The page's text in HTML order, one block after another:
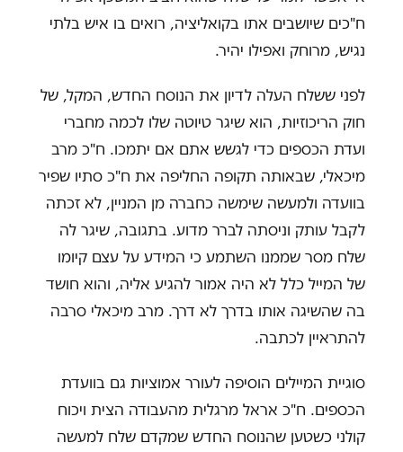
ח"כים שיושבים אתו בקואליציה, רואים בו איש בלתי
נגיש, מרוחק ואפילו יהיר.
לפני ששלח העלה לדיון את הנוסח החדש, המקל, של
חוק הריכוזיות, הוא שיגר טיוטה שלו לכמה מחברי
ועדת הכספים כדי לגשש אתם אם יתמכו. ח"כ מרב
מיכאלי, שבאותה תקופה החליפה את ח"כ סתיו שפיר
בוועדה ולמעשה שימשה כחברה מן המניין, לא זכתה
לקבל עותק וניסתה לברר מדוע. בתגובה, שיגר לה
שלח מסר שממנו השתמע כי המידע על עצם קיומו
של המייל כלל לא היה אמור להגיע אליה, והוא חושד
בה שהשיגה אותו בדרך לא דרך. מרב מיכאלי סרבה
להתראיין לכתבה.
סוגיית המיילים הוסיפה לעורר אמוציות גם בוועדת
הכספים. ח"כ אראל מרגלית מהעבודה הצית ויכוח
קולני כשטען שהנוסח החדש שמקדם שלח למעשה